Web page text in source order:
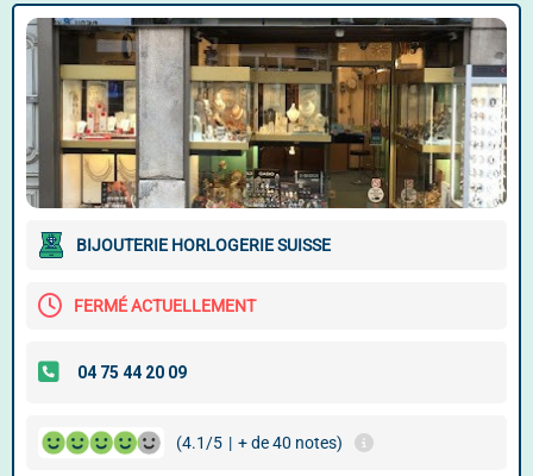
BIJOUTERIE HORLOGERIE SUISSE
FERMÉ ACTUELLEMENT
(4.1/5 | + de 40 notes)